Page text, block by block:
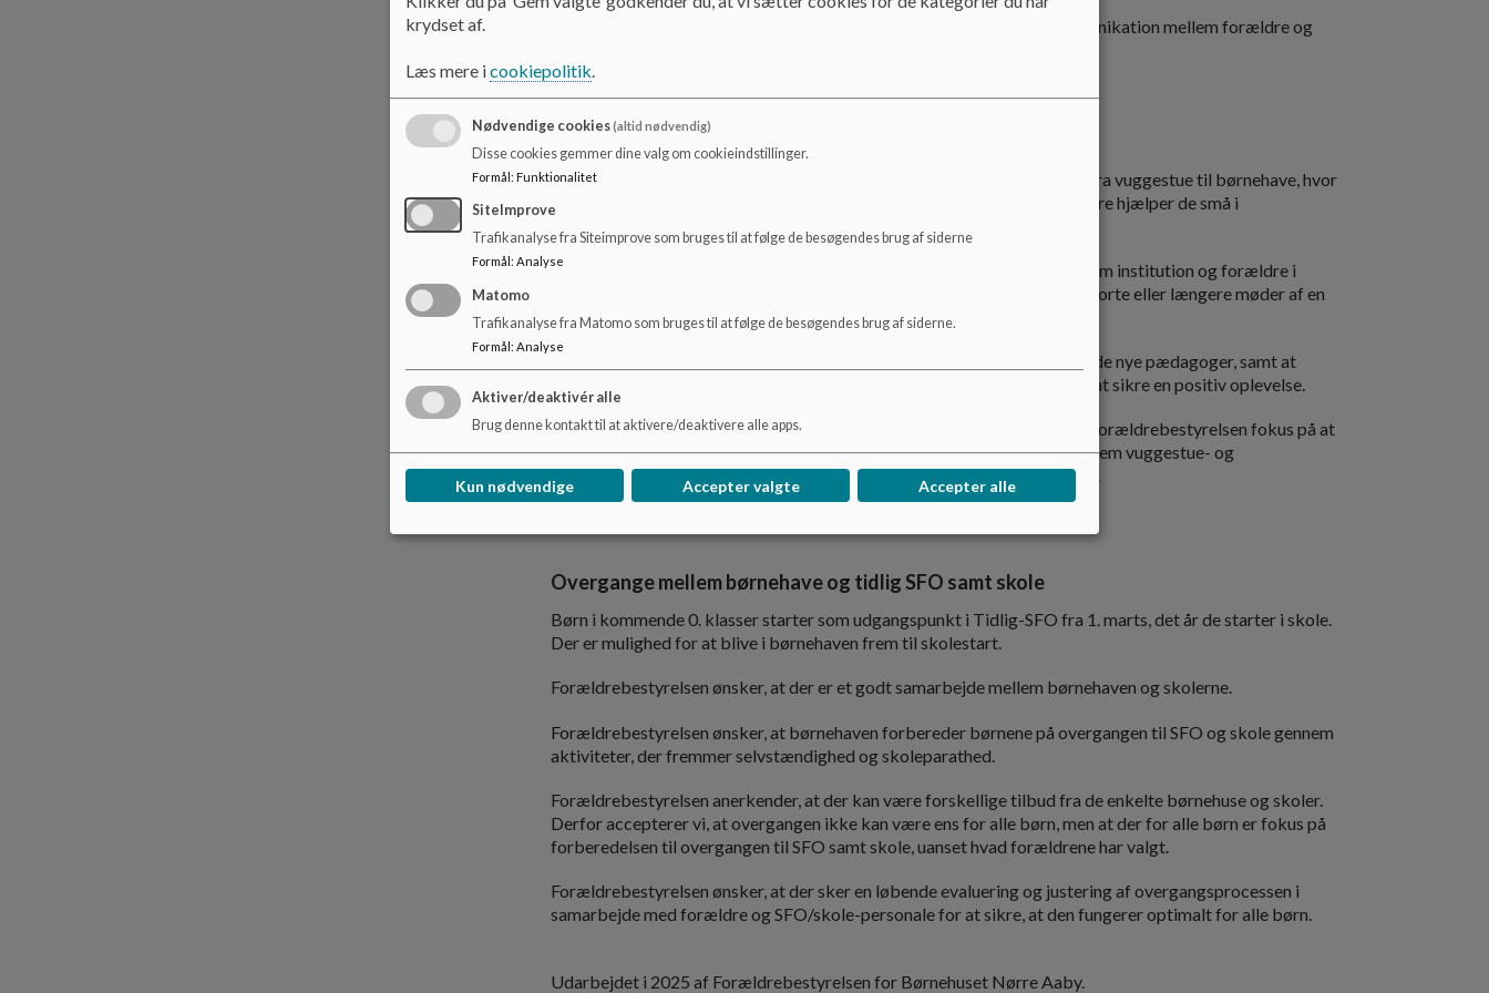
Forældrebestyrelsen ønsker, at der sker en regelmæssig og åben kommunikation mellem forældre og
Overgange mellem vuggestue og børnehave
Forældrebestyrelsen ønsker, at der arbejdes med en glidende overgang fra vuggestue til børnehave, hvor
man arbejder med at etablere venskaber forud for skiftet, og hvor de store hjælper de små i
Forældrebestyrelsen ønsker, at der sker en informationsudveksling mellem institution og forældre i
forbindelse med overgangen. Det kan variere mellem at være skriftligt, korte eller længere møder af en
eller flere omgange alt efter barnets behov og udfordringer.
Der ønskes, at overgangen inkluderer besøg i børnehaven og møde med de nye pædagoger, samt at
overgangen er tilpasset til det enkelte barns behov og udviklingstrin for at sikre en positiv oplevelse.
For at sikre den gode overgang mellem vuggestue og børnehave ønsker forældrebestyrelsen fokus på at
styrke samarbejdet mellem afdelingerne. Ved at styrke samarbejdet mellem vuggestue- og
børnehaveafdelingerne sikres en sammenhængende pædagogisk tilgang.
Overgange mellem børnehave og tidlig SFO samt skole
Børn i kommende 0. klasser starter som udgangspunkt i Tidlig-SFO fra 1. marts, det år de starter i skole.
Der er mulighed for at blive i børnehaven frem til skolestart.
Forældrebestyrelsen ønsker, at der er et godt samarbejde mellem børnehaven og skolerne.
Forældrebestyrelsen ønsker, at børnehaven forbereder børnene på overgangen til SFO og skole gennem
aktiviteter, der fremmer selvstændighed og skoleparathed.
Forældrebestyrelsen anerkender, at der kan være forskellige tilbud fra de enkelte børnehuse og skoler.
Derfor accepterer vi, at overgangen ikke kan være ens for alle børn, men at der for alle børn er fokus på
forberedelsen til overgangen til SFO samt skole, uanset hvad forældrene har valgt.
Forældrebestyrelsen ønsker, at der sker en løbende evaluering og justering af overgangsprocessen i
samarbejde med forældre og SFO/skole-personale for at sikre, at den fungerer optimalt for alle børn.
Udarbejdet i 2025 af Forældrebestyrelsen for Børnehuset Nørre Aaby.
krydset af.
Læs mere icookiepolitik.
Nødvendige cookies(altid nødvendig)
Disse cookies gemmer dine valg om cookieindstillinger.
Formål: Funktionalitet
SiteImprove
Trafikanalyse fra Siteimprove som bruges til at følge de besøgendes brug af siderne
Formål : Analyse
Matomo
Trafikanalyse fra Matomo som bruges til at følge de besøgendes brug af siderne.
Formål : Analyse
Aktiver/deaktivér alle
Brug denne kontakt til at aktivere/deaktivere alle apps.
Kun nødvendige Accepter valgte Accepter alle